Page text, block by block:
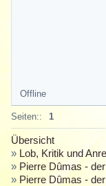
Offline
Seiten:: 1
Übersicht
» Lob, Kritik und
» Pierre Dûmas -
» Pierre Dûmas -